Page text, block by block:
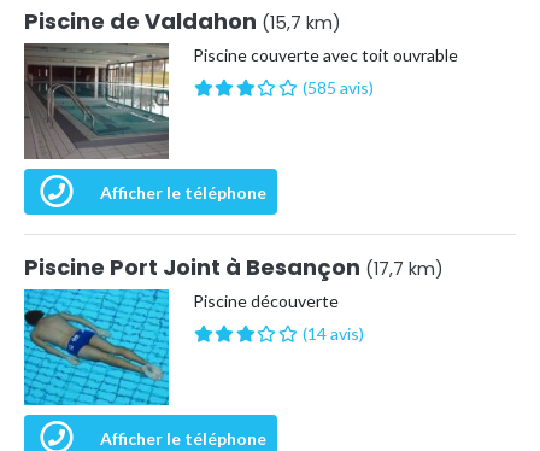
Piscine de Valdahon (15,7 km)
Piscine couverte avec toit ouvrable
(585 avis)
Afficher le téléphone
Piscine Port Joint à Besançon (17,7 km)
Piscine découverte
(14 avis)
Afficher le téléphone